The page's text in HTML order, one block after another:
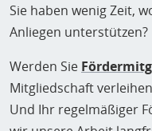
Sie haben wenig Zeit,
Anliegen unterstützen?
Werden Sie
Mitgliedschaft
Und Ihr regelmäßiger